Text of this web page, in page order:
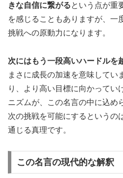
きな自信に繋がるという点が重
を感じることもありますが、一
挑戦への原動力になります。
次にはもう一段高いハードルを
まさに成長の加速を意味してい
り、より高い目標に向かってい
ニズムが、この名言の中に込め
次の挑戦を可能にするというの
通じる真理です。
この名言の現代的な解釈